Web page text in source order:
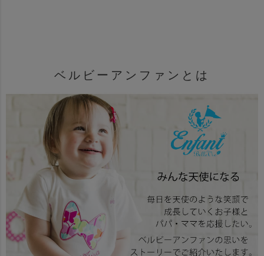
ベルビーアンファンとは